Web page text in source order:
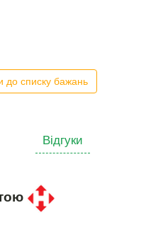
до списку бажань
Відгуки